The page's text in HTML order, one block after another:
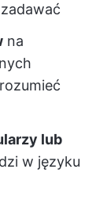
na
lub
w języku